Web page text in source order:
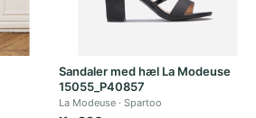
Sandaler med hæl La Modeuse
15055_P40857
La Modeuse Spartoo